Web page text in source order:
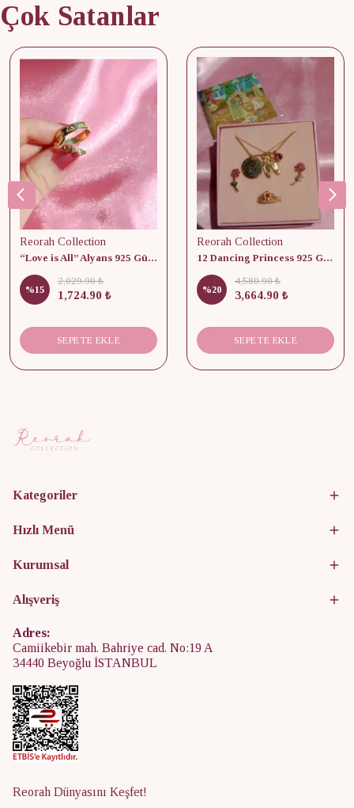
Çok Satanlar
Reorah Collection
“Love is All” Alyans 925 Gümüş - Medium Beden
%15
2,029.90 ₺
1,724.90 ₺
SEPETE EKLE
Reorah Collection
12 Dancing Princess 925 Gümüş/ Kolye, Küpe ve Yüzük Set
%20
4,580.90 ₺
3,664.90 ₺
SEPETE EKLE
Kategoriler
Hızlı Menü
Kurumsal
Alışveriş
Adres:
Camiikebir mah. Bahriye cad. No:19 A
34440 Beyoğlu İSTANBUL
Reorah Dünyasını Keşfet!